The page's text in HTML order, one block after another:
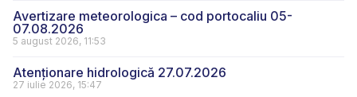
Avertizare meteorologica – cod portocaliu 05-
07.08.2026
5 august 2026, 11:53
Atenționare hidrologică 27.07.2026
27 iulie 2026, 15:47